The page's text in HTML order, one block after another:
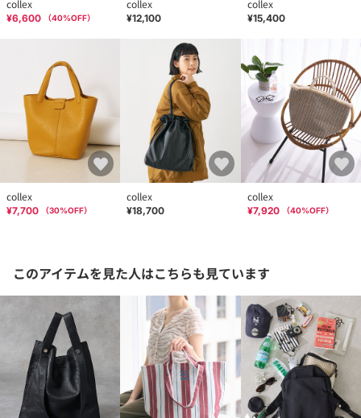
collex
¥6,600 （40%OFF）
collex
¥12,100
collex
¥15,400
collex
¥7,700 （30%OFF）
collex
¥18,700
collex
¥7,920 （40%OFF）